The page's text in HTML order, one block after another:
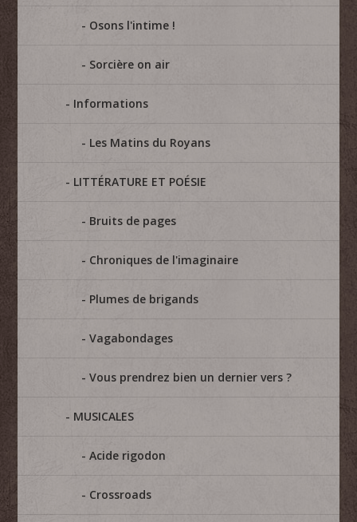
Osons l'intime !
Sorcière on air
Informations
Les Matins du Royans
LITTÉRATURE ET POÉSIE
Bruits de pages
Chroniques de l'imaginaire
Plumes de brigands
Vagabondages
Vous prendrez bien un dernier vers ?
MUSICALES
Acide rigodon
Crossroads